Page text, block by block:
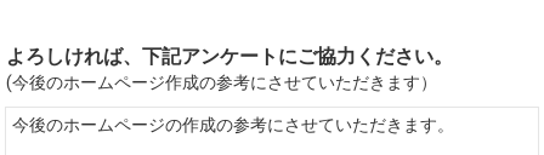
よろしければ、下記アンケートにご協力ください。
(今後のホームページ作成の参考にさせていただきます）
今後のホームページの作成の参考にさせていただきます。